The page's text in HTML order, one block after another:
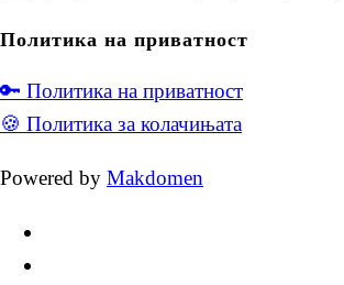
Политика на приватност
🔑 Политика на приватност
🍪 Политика за колачињата
Powered by Makdomen